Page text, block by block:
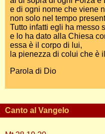
e di ogni nome che viene
non solo nel tempo
Tutto infatti egli ha messo
e lo ha dato alla Chiesa
essa è il corpo di lui,
la pienezza di colui che è
Parola di Dio
Canto al Vangelo